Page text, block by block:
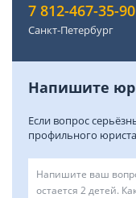
7 812-467-35-90
Санкт-Петербург
Напишите
Если вопрос
профильного